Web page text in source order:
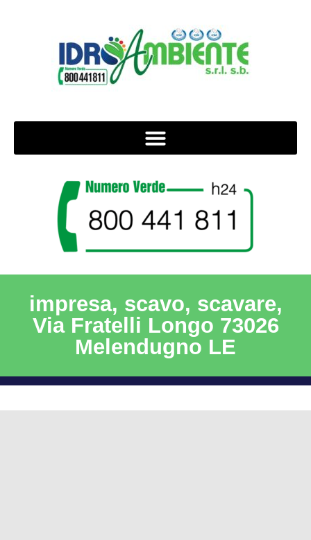
impresa, scavo, scavare,
Via Fratelli Longo 73026
Melendugno LE